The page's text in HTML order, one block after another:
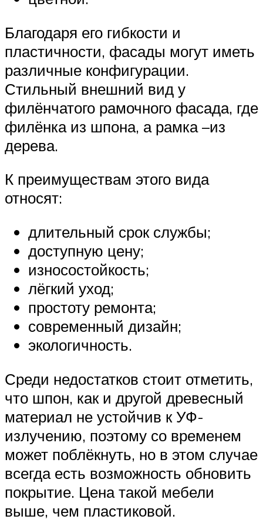
Благодаря его гибкости и
пластичности, фасады могут иметь
различные конфигурации.
Стильный внешний вид у
филёнчатого рамочного фасада, где
филёнка из шпона, а рамка –из
дерева.
К преимуществам этого вида
относят:
длительный срок службы;
доступную цену;
износостойкость;
лёгкий уход;
простоту ремонта;
современный дизайн;
экологичность.
Среди недостатков стоит отметить,
что шпон, как и другой древесный
материал не устойчив к УФ-
излучению, поэтому со временем
может поблёкнуть, но в этом случае
всегда есть возможность обновить
покрытие. Цена такой мебели
выше, чем пластиковой.